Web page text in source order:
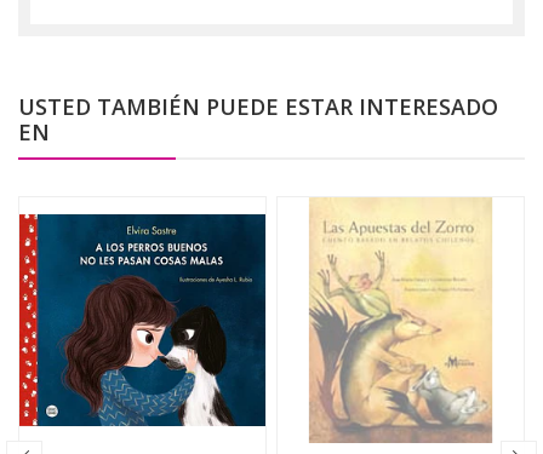
USTED TAMBIÉN PUEDE ESTAR INTERESADO
EN